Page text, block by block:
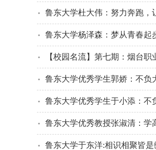
鲁东大学杜大伟：努力奔跑，
鲁东大学杨泽森：梦从青春起
【校园名流】第七期：烟台
鲁东大学优秀学生郭娇：不负
鲁东大学优秀学生于小添：不
鲁东大学优秀教授张淑清：学
鲁东大学于东洋:相识相聚皆是